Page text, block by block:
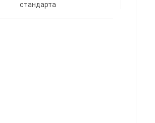
стандарта